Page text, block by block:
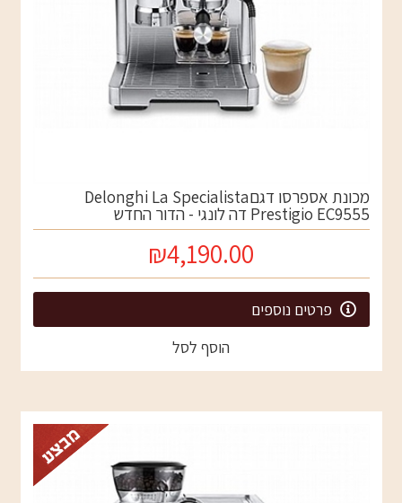
מכונת אספרסו דגםDelonghi La Specialista
Prestigio EC9555 דה לונגי - הדור החדש
₪4,190.00
פרטים נוספים
הוסף לסל